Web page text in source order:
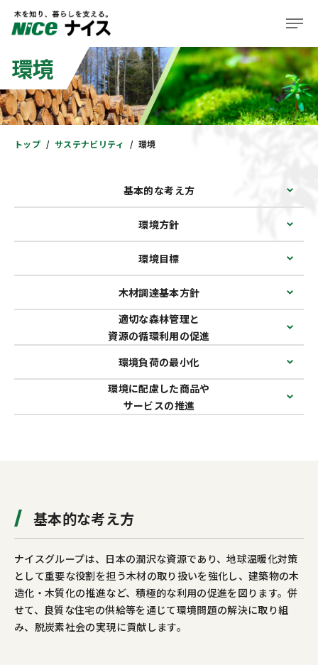
企業情報
事業紹介
ニュース＆レポート
採用情報
住まい
お問い合わせ カスタマーセンター
環境
トップ サステナビリティ 環境
基本的な考え方
環境方針
環境目標
木材調達基本方針
適切な森林管理と
資源の循環利用の促進
環境負荷の最小化
環境に配慮した商品や
サービスの推進
基本的な考え方
ナイスグループは、日本の潤沢な資源であり、地球温暖化対策
として重要な役割を担う木材の取り扱いを強化し、建築物の木
造化・木質化の推進など、積極的な利用の促進を図ります。併
せて、良質な住宅の供給等を通じて環境問題の解決に取り組
み、脱炭素社会の実現に貢献します。